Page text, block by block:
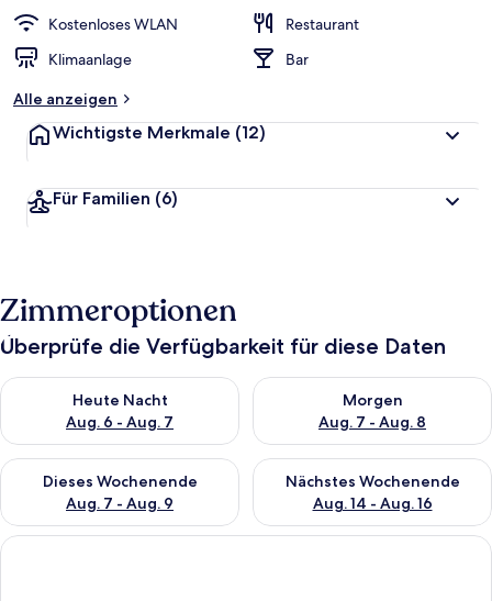
r
Kostenloses WLAN
Restaurant
Klimaanlage
Bar
Alle anzeigen
Wichtigste Merkmale (12)
Für Familien (6)
Zimmeroptionen
Überprüfe die Verfügbarkeit für diese Daten
Heute Nacht
Aug. 6 - Aug. 7
Überprüfe die Verfügbarkeit für heute Nacht, Aug. 6 - Aug. 7.
Morgen
Aug. 7 - Aug. 8
Überprüfe die Verfügbarkeit
Dieses Wochenende
Aug. 7 - Aug. 9
Überprüfe die Verfügbarkeit für dieses Wochenende, Aug. 7
Nächstes Wochenende
Aug. 14 - Aug. 16
Überprüfe die Verfügbarkeit